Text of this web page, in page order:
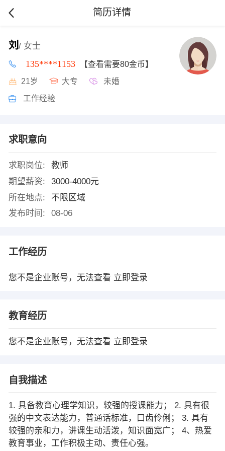
简历详情
刘 / 女士
135****1153 【查看需要80金币】
21岁 大专 未婚
工作经验
求职意向
求职岗位:
教师
期望薪资:
3000-4000元
所在地点:
不限区域
发布时间:
08-06
工作经历
您不是企业账号，无法查看 立即登录
教育经历
您不是企业账号，无法查看 立即登录
自我描述
1. 具备教育心理学知识，较强的授课能力； 2. 具有很
强的中文表达能力，普通话标准，口齿伶俐； 3. 具有
较强的亲和力，讲课生动活泼，知识面宽广； 4、热爱
教育事业，工作积极主动、责任心强。